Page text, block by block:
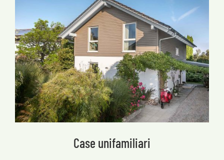
Case unifamiliari